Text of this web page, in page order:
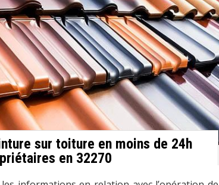
sur toiture en moins de 24h
en 32270